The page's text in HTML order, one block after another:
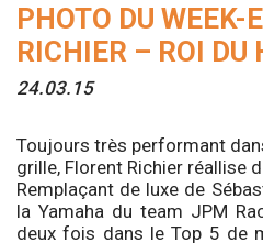
PHOTO DU WEEK-
RICHIER – ROI DU
24.03.15
Toujours très performant
grille, Florent Richier réallise
Remplaçant de luxe de
la Yamaha du team JPM
deux fois dans le Top 5 de